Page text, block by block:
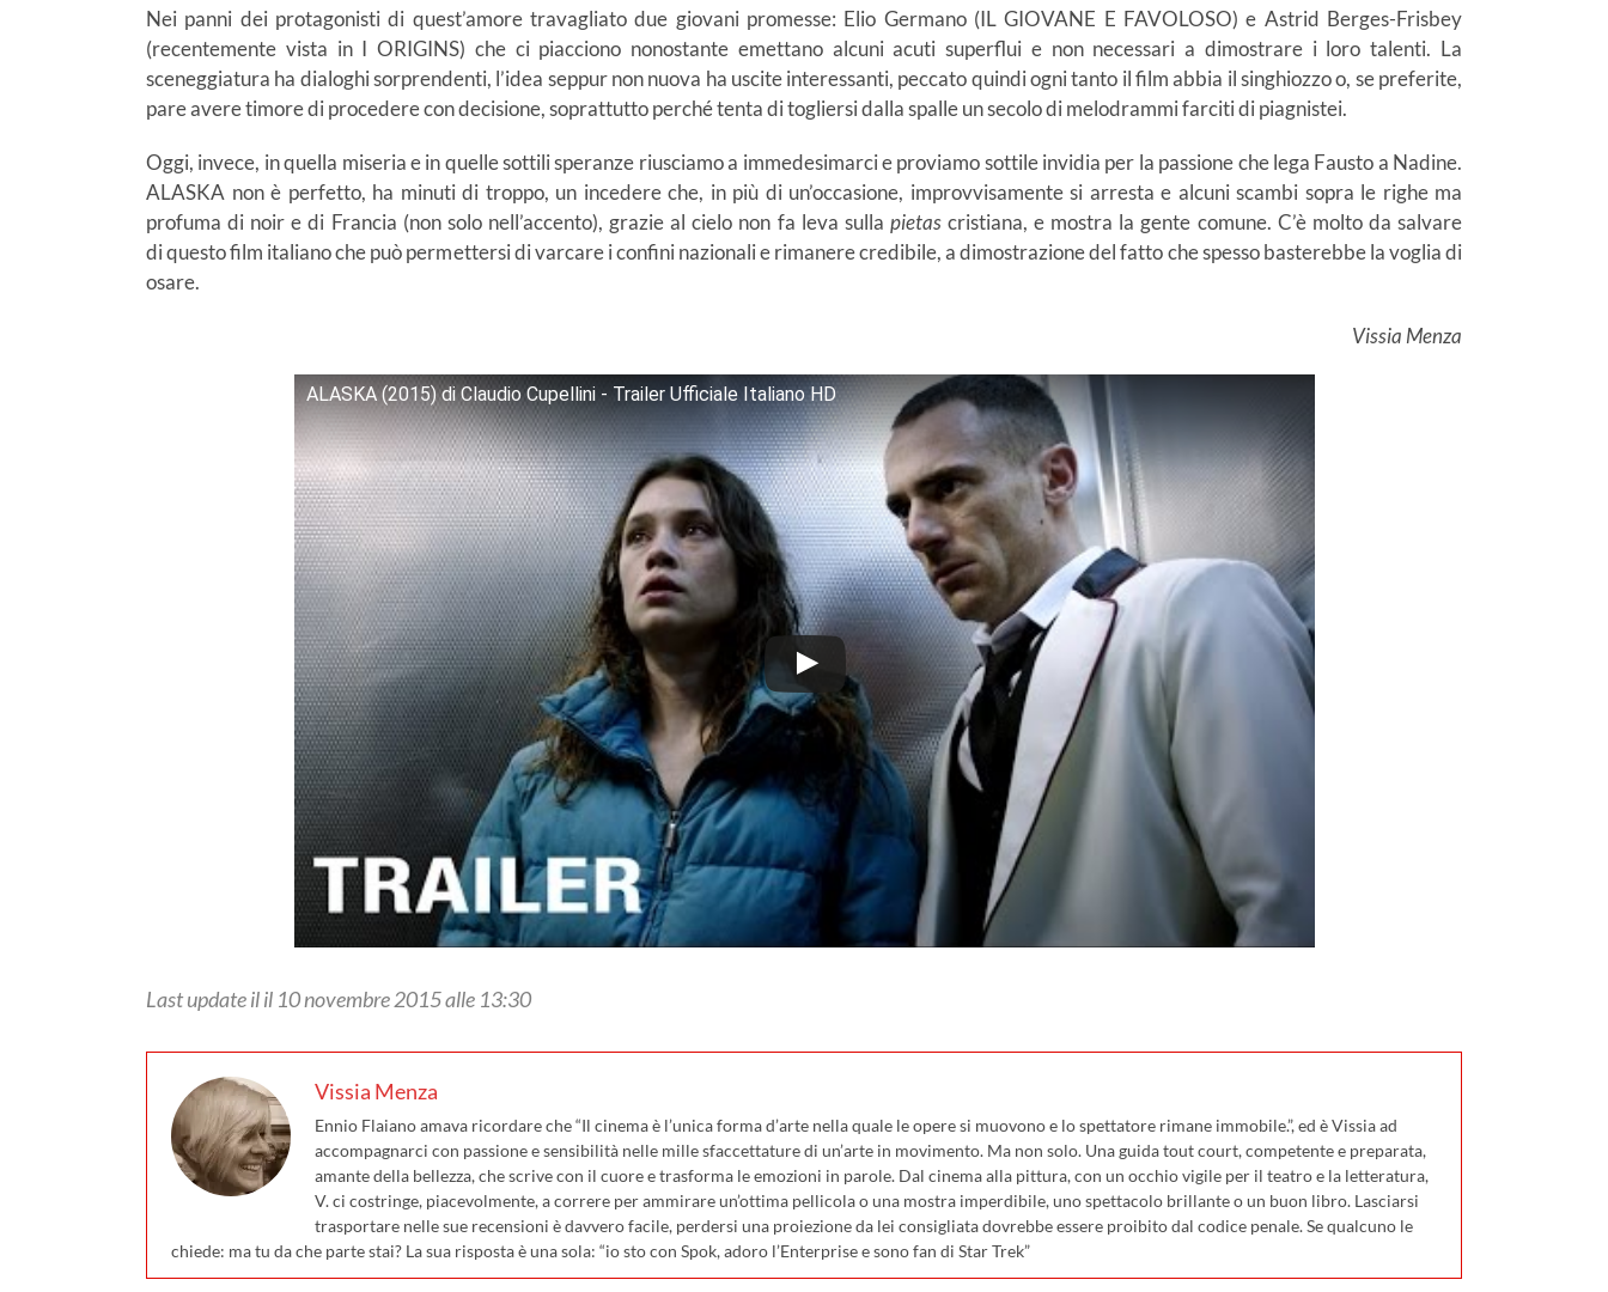
Nei panni dei protagonisti di quest’amore travagliato due giovani promesse: Elio Germano (IL GIOVANE E FAVOLOSO) e Astrid Berges-Frisbey
(recentemente vista in I ORIGINS) che ci piacciono nonostante emettano alcuni acuti superflui e non necessari a dimostrare i loro talenti. La
sceneggiatura ha dialoghi sorprendenti, l’idea seppur non nuova ha uscite interessanti, peccato quindi ogni tanto il film abbia il singhiozzo o, se preferite,
pare avere timore di procedere con decisione, soprattutto perché tenta di togliersi dalla spalle un secolo di melodrammi farciti di piagnistei.
Oggi, invece, in quella miseria e in quelle sottili speranze riusciamo a immedesimarci e proviamo sottile invidia per la passione che lega Fausto a Nadine.
ALASKA non è perfetto, ha minuti di troppo, un incedere che, in più di un’occasione, improvvisamente si arresta e alcuni scambi sopra le righe ma
profuma di noir e di Francia (non solo nell’accento), grazie al cielo non fa leva sulla pietascristiana, e mostra la gente comune. C’è molto da salvare
di questo film italiano che può permettersi di varcare i confini nazionali e rimanere credibile, a dimostrazione del fatto che spesso basterebbe la voglia di
osare.
Vissia Menza
ALASKA (2015) di Claudio Cupellini - Trailer Ufficiale Italiano HD
Last update il il 10 novembre 2015 alle 13:30
Vissia Menza
Ennio Flaiano amava ricordare che “Il cinema è l’unica forma d’arte nella quale le opere si muovono e lo spettatore rimane immobile.”, ed è Vissia ad
accompagnarci con passione e sensibilità nelle mille sfaccettature di un’arte in movimento. Ma non solo. Una guida tout court, competente e preparata,
amante della bellezza, che scrive con il cuore e trasforma le emozioni in parole. Dal cinema alla pittura, con un occhio vigile per il teatro e la letteratura,
V. ci costringe, piacevolmente, a correre per ammirare un’ottima pellicola o una mostra imperdibile, uno spettacolo brillante o un buon libro. Lasciarsi
trasportare nelle sue recensioni è davvero facile, perdersi una proiezione da lei consigliata dovrebbe essere proibito dal codice penale. Se qualcuno le
chiede: ma tu da che parte stai? La sua risposta è una sola: “io sto con Spok, adoro l’Enterprise e sono fan di Star Trek”